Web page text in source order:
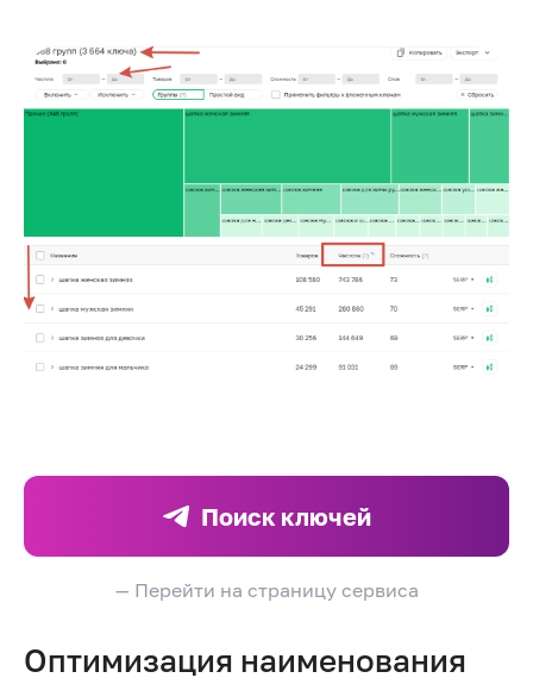
Поиск ключей
— Перейти на страницу сервиса
Оптимизация наименования